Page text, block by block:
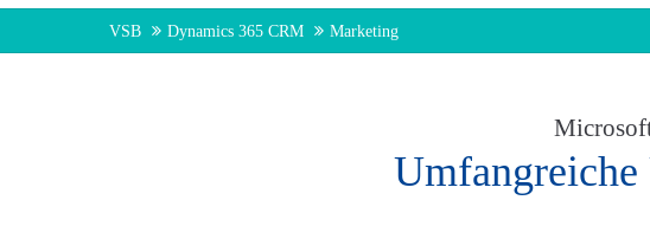
Passwort
VSB Dynamics 365 CRM Marketing